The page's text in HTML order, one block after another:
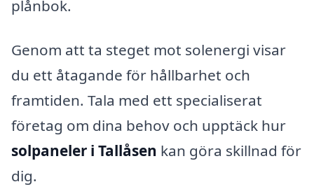
plånbok.
Genom att ta steget mot solenergi visar
du ett åtagande för hållbarhet och
framtiden. Tala med ett specialiserat
företag om dina behov och upptäck hur
solpaneler i Tallåsen kan göra skillnad för
dig.